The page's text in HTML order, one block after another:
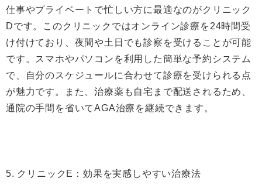
仕事やプライベートで忙しい方に最適なのがクリニック
Dです。このクリニックではオンライン診療を24時間受
け付けており、夜間や土日でも診察を受けることが可能
です。スマホやパソコンを利用した簡単な予約システム
で、自分のスケジュールに合わせて診療を受けられる点
が魅力です。また、治療薬も自宅まで配送されるため、
通院の手間を省いてAGA治療を継続できます。
5. クリニックE：効果を実感しやすい治療法